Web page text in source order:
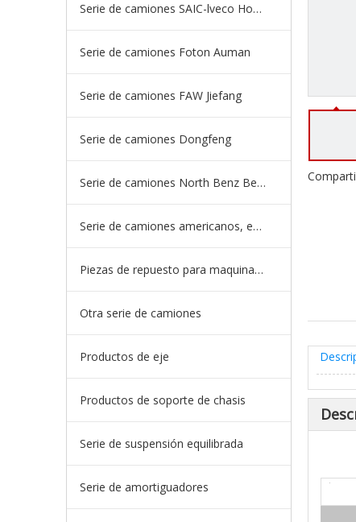
Serie de camiones SAIC-lveco Hongyan
Serie de camiones Foton Auman
Serie de camiones FAW Jiefang
Serie de camiones Dongfeng
Serie de camiones North Benz Beiben
Serie de camiones americanos, europeos y japoneses
Piezas de repuesto para maquinaria de ingeniería de camiones mineros
Otra serie de camiones
Productos de eje
Productos de soporte de chasis
Serie de suspensión equilibrada
Serie de amortiguadores